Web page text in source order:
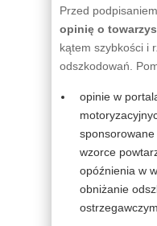
Przed
opinię o
kątem szybkości i
odszkodowań.
opinie w
wzorce
opóźnienia w
obniżanie
ostrzegawczym,